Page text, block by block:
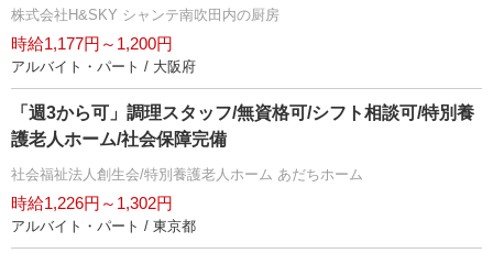
株式会社H&SKY シャンテ南吹田内の厨房
時給1,177円～1,200円
アルバイト・パート / 大阪府
「週3から可」調理スタッフ/無資格可/シフト相談可/特別養
護老人ホーム/社会保障完備
社会福祉法人創生会/特別養護老人ホーム あだちホーム
時給1,226円～1,302円
アルバイト・パート / 東京都